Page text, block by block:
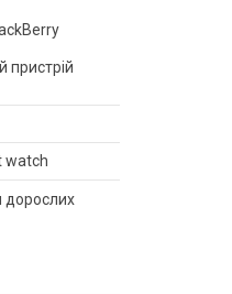
пристрій
watch
дорослих